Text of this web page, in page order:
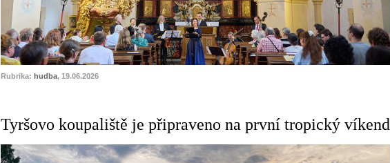
Rubrika: hudba, 19.06.2026
Tyršovo koupaliště je připraveno na první tropický víkend